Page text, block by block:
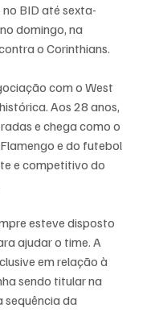
BID até sexta-
domingo, na
o Corinthians.
com o West
Aos 28 anos,
e chega como o
e do futebol
e competitivo do
esteve disposto
ajudar o time. A
em relação à
sendo titular na
sequência da